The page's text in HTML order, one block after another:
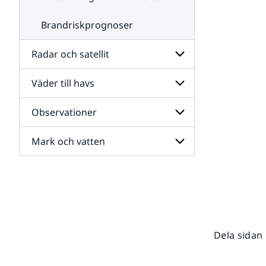
Brandriskprognoser
Radar och satellit
Undersidor
för
Radar
och
satellit
Väder till havs
Undersidor
för
Väder
till
havs
Observationer
Undersidor
för
Mark och vatten
Dela sidan